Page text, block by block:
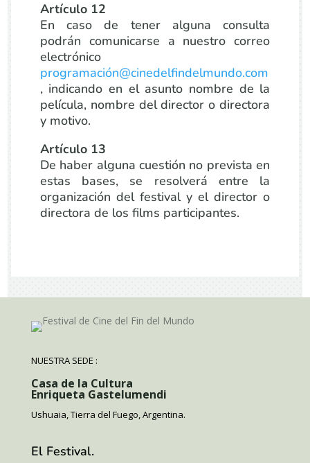
Artículo 12
En caso de tener alguna consulta
podrán comunicarse a nuestro correo
electrónico
programación@cinedelfindelmundo.com
, indicando en el asunto nombre de la
película, nombre del director o directora
y motivo.
Artículo 13
De haber alguna cuestión no prevista en
estas bases, se resolverá entre la
organización del festival y el director o
directora de los films participantes.
NUESTRA SEDE :
Casa de la Cultura
Enriqueta Gastelumendi
Ushuaia, Tierra del Fuego, Argentina.
El Festival.